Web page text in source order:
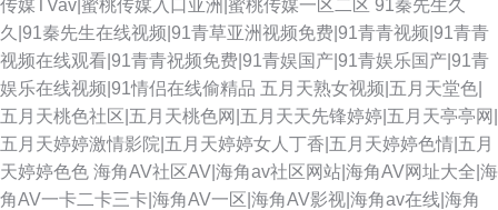
传媒TVav|蜜桃传媒入口亚洲|蜜桃传媒一区二区 91秦先生久
久|91秦先生在线视频|91青草亚洲视频免费|91青青视频|91青青
视频在线观看|91青青祝频免费|91青娱国产|91青娱乐国产|91青
娱乐在线视频|91情侣在线偷精品 五月天熟女视频|五月天堂色|
五月天桃色社区|五月天桃色网|五月天天先锋婷婷|五月天亭亭网|
五月天婷婷激情影院|五月天婷婷女人丁香|五月天婷婷色情|五月
天婷婷色色 海角AV社区AV|海角av社区网站|海角AV网址大全|海
角AV一卡二卡三卡|海角AV一区|海角AV影视|海角av在线|海角